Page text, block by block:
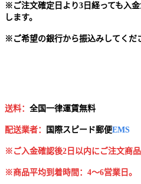
※ ご注文確定日より3日経っても入
します。
※ ご希望の銀行から振込みしてくだ
送料： 全国一律運賃無料
配送業者： 国 際スピード郵便EMS
※ご入金確認後2日以内にご注文商
※商品平均到着時間：4～6営業日。